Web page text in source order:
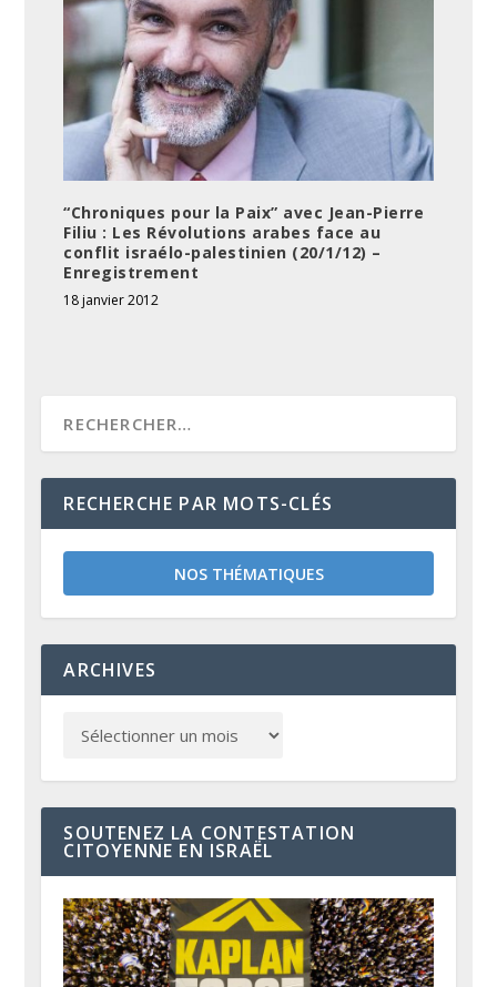
“Chroniques pour la Paix” avec Jean-Pierre
Filiu : Les Révolutions arabes face au
conflit israélo-palestinien (20/1/12) –
Enregistrement
18 janvier 2012
RECHERCHE PAR MOTS-CLÉS
NOS THÉMATIQUES
ARCHIVES
SOUTENEZ LA CONTESTATION
CITOYENNE EN ISRAËL